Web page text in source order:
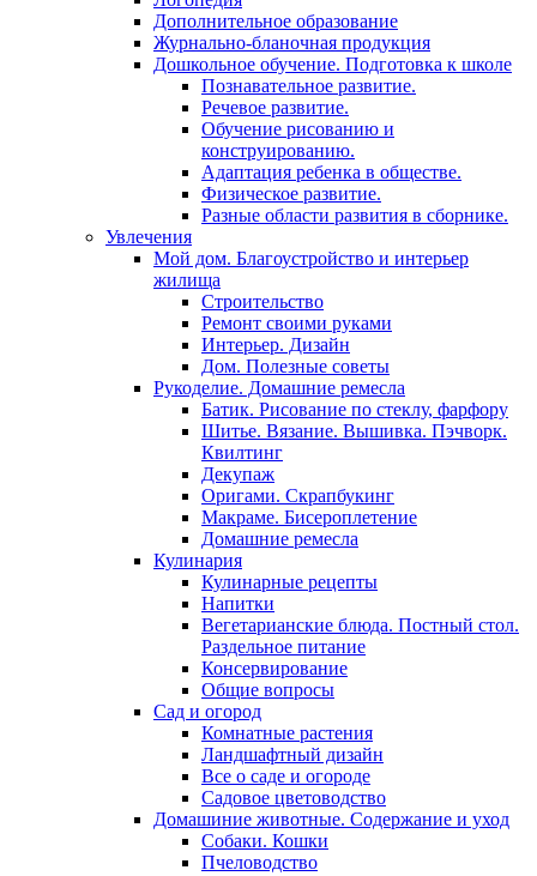
Дополнительное образование
Журнально-бланочная продукция
Дошкольное обучение. Подготовка к школе
Познавательное развитие.
Речевое развитие.
Обучение рисованию и
конструированию.
Адаптация ребенка в обществе.
Физическое развитие.
Разные области развития в сборнике.
Увлечения
Мой дом. Благоустройство и интерьер
жилища
Строительство
Ремонт своими руками
Интерьер. Дизайн
Дом. Полезные советы
Рукоделие. Домашние ремесла
Батик. Рисование по стеклу, фарфору
Шитье. Вязание. Вышивка. Пэчворк.
Квилтинг
Декупаж
Оригами. Скрапбукинг
Макраме. Бисероплетение
Домашние ремесла
Кулинария
Кулинарные рецепты
Напитки
Вегетарианские блюда. Постный стол.
Раздельное питание
Консервирование
Общие вопросы
Сад и огород
Комнатные растения
Ландшафтный дизайн
Все о саде и огороде
Садовое цветоводство
Домашиние животные. Содержание и уход
Собаки. Кошки
Пчеловодство